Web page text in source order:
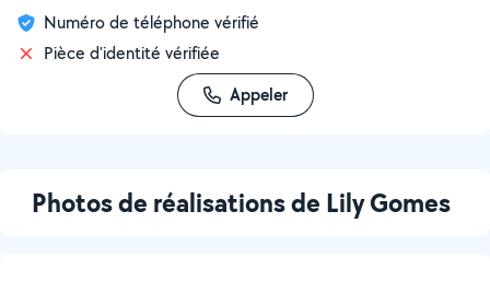
Numéro de téléphone vérifié
Pièce d'identité vérifiée
Appeler
Photos de réalisations de Lily Gomes